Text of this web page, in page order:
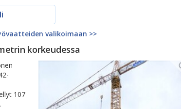
valikoimaan >>
korkeudessa
107